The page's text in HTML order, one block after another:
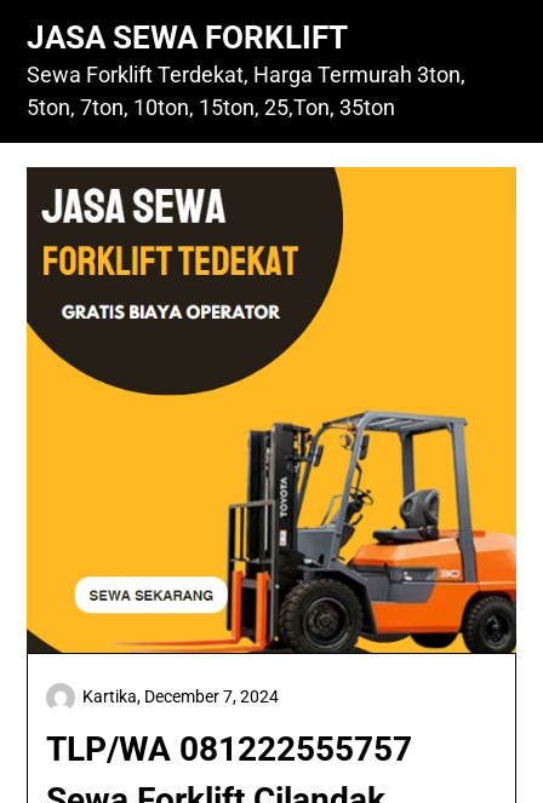
content
JASA SEWA FORKLIFT
Sewa Forklift Terdekat, Harga Termurah 3ton,
5ton, 7ton, 10ton, 15ton, 25,Ton, 35ton
TLP/WA 081222555757
Kartika, December 7, 2024